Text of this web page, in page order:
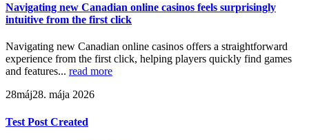
Navigating new Canadian online casinos feels surprisingly
intuitive from the first click
Navigating new Canadian online casinos offers a straightforward
experience from the first click, helping players quickly find games
and features... read more
28máj28. mája 2026
Test Post Created